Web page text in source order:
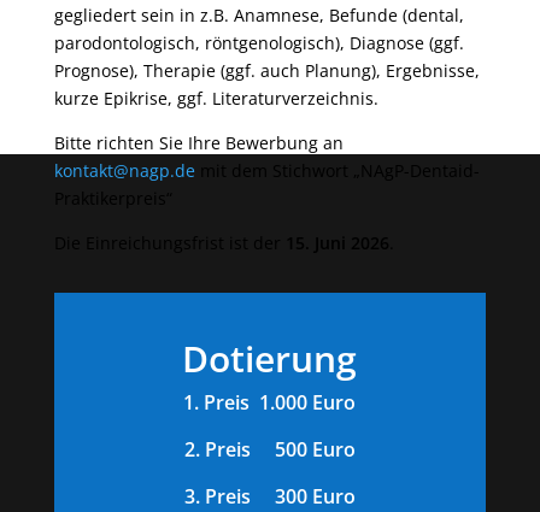
gegliedert sein in z.B. Anamnese, Befunde (dental,
parodontologisch, röntgenologisch), Diagnose (ggf.
Prognose), Therapie (ggf. auch Planung), Ergebnisse,
kurze Epikrise, ggf. Literaturverzeichnis.
Bitte richten Sie Ihre Bewerbung an
kontakt@nagp.demit dem Stichwort „NAgP-Dentaid-
Dotierung
1. Preis 1.000 Euro
2. Preis 500 Euro
3. Preis 300 Euro